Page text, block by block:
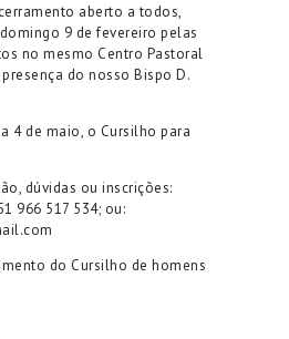
aberto a todos,
9 de fevereiro pelas
no mesmo Centro Pastoral
do nosso Bispo D.
4 de maio, o Cursilho para
dúvidas ou inscrições:
966 517 534; ou:
do Cursilho de homens